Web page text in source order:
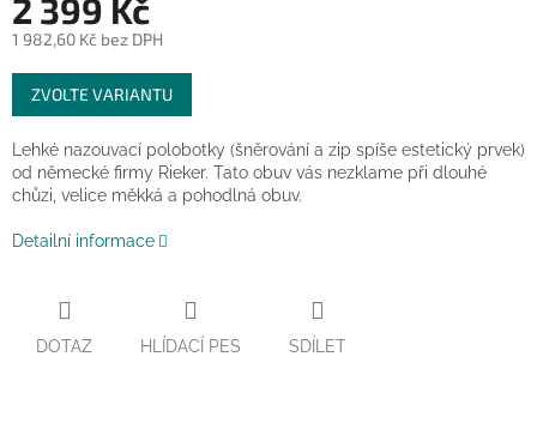
2 399 Kč
1 982,60 Kč bez DPH
Měrná
cena:
ZVOLTE VARIANTU
Lehké nazouvací polobotky (šněrování a zip spíše estetický prvek)
od německé firmy Rieker. Tato obuv vás nezklame při dlouhé
chůzi, velice měkká a pohodlná obuv.
Detailní informace
DOTAZ HLÍDACÍ PES SDÍLET